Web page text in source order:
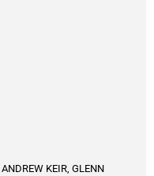
KEIR, GLENN